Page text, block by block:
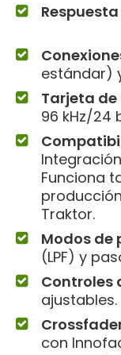
estándar)
Tarjeta
96 kHz/24
Funciona
Traktor.
Modos de
(LPF) y
Controles
ajustables.
con